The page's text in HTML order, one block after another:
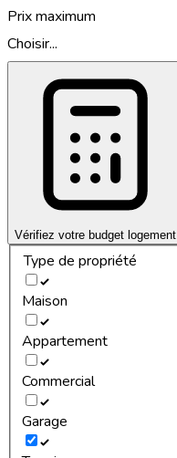
Prix maximum
Choisir...
Vérifiez votre budget logement
Type de propriété
Maison
Appartement
Commercial
Garage